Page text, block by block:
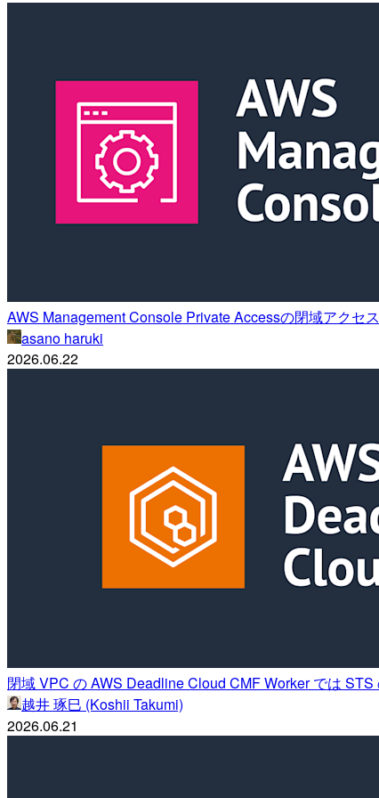
AWS Management Console Private Accessの閉域アク
asano haruki
2026.06.22
閉域 VPC の AWS Deadline Cloud CMF Worker では
越井 琢巳 (Koshii Takumi)
2026.06.21